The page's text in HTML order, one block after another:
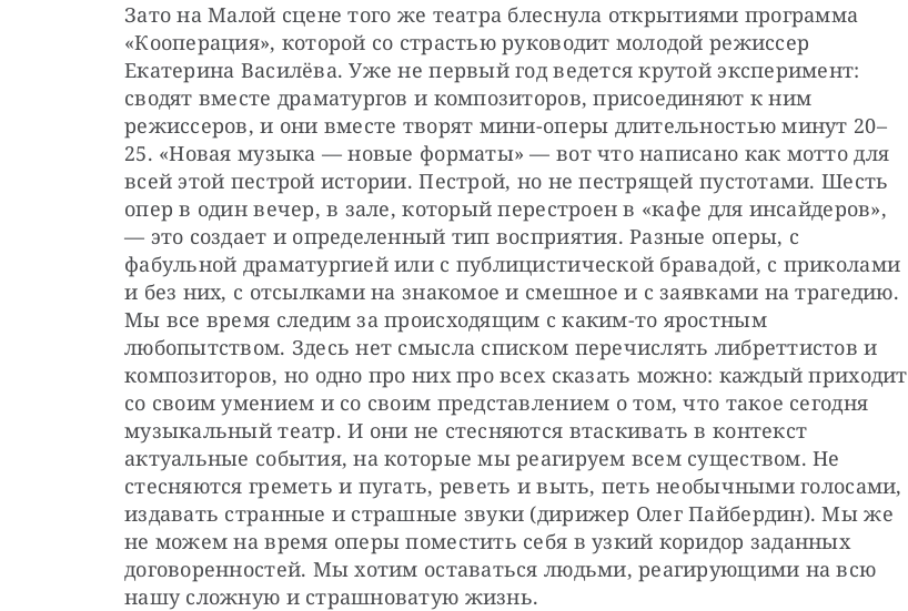
Зато на Малой сцене того же теат­ра блеснула открытиями программа
«Кооперация», которой со страстью руководит молодой режиссер
Екатерина Василёва. Уже не первый год ведется крутой эксперимент:
сводят вместе драматургов и композиторов, присоединяют к ним
режиссеров, и они вместе творят мини-оперы длительностью минут 20–
25. «Новая музыка — новые форматы» — вот что написано как мотто для
всей этой пестрой истории. Пестрой, но не пестрящей пустотами. Шесть
опер в один вечер, в зале, который перестроен в «кафе для инсайдеров»,
— это создает и определенный тип восприятия. Разные оперы, с
фабульной драматургией или с публицистической бравадой, с приколами
и без них, с отсылками на знакомое и смешное и с заявками на трагедию.
Мы все время следим за происходящим с каким-то яростным
любопытством. Здесь нет смысла списком перечислять либреттистов и
композиторов, но одно про них про всех сказать можно: каждый приходит
со своим умением и со своим представлением о том, что такое сегодня
музыкальный театр. И они не стесняются втаскивать в контекст
актуальные события, на которые мы реагируем всем существом. Не
стесняются греметь и пугать, реветь и выть, петь необычными голосами,
издавать странные и страшные звуки (дирижер Олег Пайбердин). Мы же
не можем на время оперы поместить себя в узкий коридор заданных
договоренностей. Мы хотим оставаться людьми, реагирующими на всю
нашу сложную и страшноватую жизнь.